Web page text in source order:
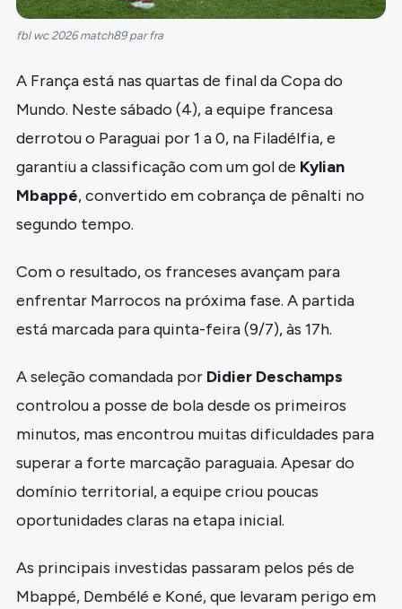
fbl wc 2026 match89 par fra
A França está nas quartas de final da Copa do
Mundo. Neste sábado (4), a equipe francesa
derrotou o Paraguai por 1 a 0, na Filadélfia, e
garantiu a classificação com um gol de Kylian
Mbappé, convertido em cobrança de pênalti no
segundo tempo.
Com o resultado, os franceses avançam para
enfrentar Marrocos na próxima fase. A partida
está marcada para quinta-feira (9/7), às 17h.
A seleção comandada por Didier Deschamps
controlou a posse de bola desde os primeiros
minutos, mas encontrou muitas dificuldades para
superar a forte marcação paraguaia. Apesar do
domínio territorial, a equipe criou poucas
oportunidades claras na etapa inicial.
As principais investidas passaram pelos pés de
Mbappé, Dembélé e Koné, que levaram perigo em